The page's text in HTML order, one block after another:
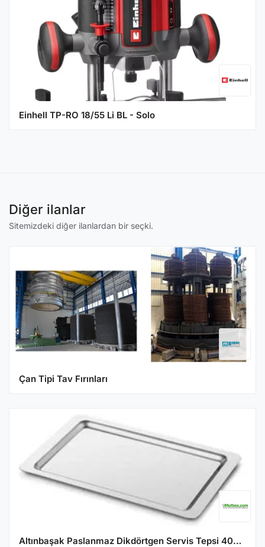
Einhell TP-RO 18/55 Li BL - Solo
Diğer ilanlar
Sitemizdeki diğer ilanlardan bir seçki.
Çan Tipi Tav Fırınları
Altınbaşak Paslanmaz Dikdörtgen Servis Tepsi 40x26x1 cm